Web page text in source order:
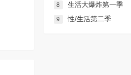
8
生活大爆炸第一季
9 性/生活第二季